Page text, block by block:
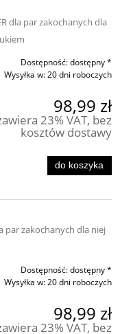
dla par zakochanych dla
Dostępność:dostępny *
Wysyłka w:20 dni roboczych
98,99 zł
23% VAT, bez
kosztów dostawy
do koszyka
par zakochanych dla niej
Dostępność:dostępny *
Wysyłka w:20 dni roboczych
98,99 zł
23% VAT, bez